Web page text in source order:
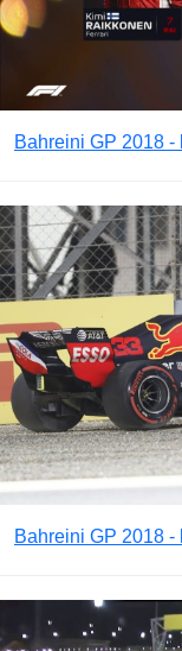
Bahreini GP 2018
Bahreini GP 2018